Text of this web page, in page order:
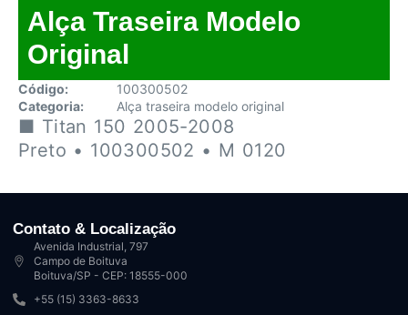
Alça Traseira Modelo
Original
Código:
100300502
Categoria:
Alça traseira modelo original
■ Titan 150 2005-2008
Preto • 100300502 • M 0120
Contato & Localização
Avenida Industrial, 797
Campo de Boituva
Boituva/SP - CEP: 18555-000
+55 (15) 3363-8633